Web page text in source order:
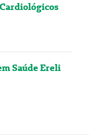
Saúde Ereli